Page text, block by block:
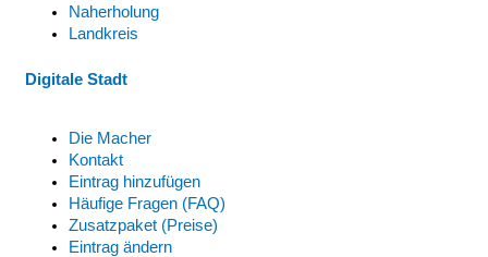
Naherholung
Landkreis
Digitale Stadt
Die Macher
Kontakt
Eintrag hinzufügen
Häufige Fragen (FAQ)
Zusatzpaket (Preise)
Eintrag ändern